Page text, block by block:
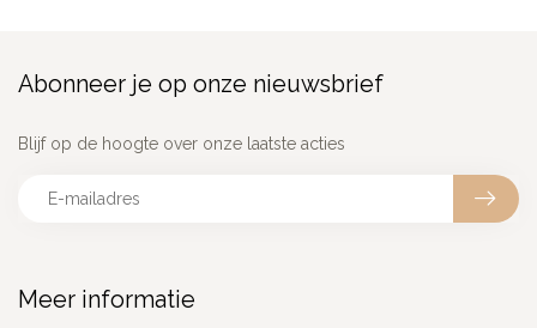
Meer informatie
Abonneer je op onze nieuwsbrief
Blijf op de hoogte over onze laatste acties